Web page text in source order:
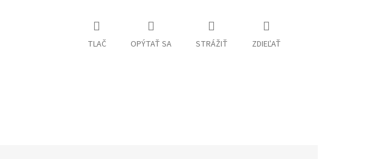
TLAČ OPÝTAŤ SA STRÁŽIŤ ZDIEĽAŤ